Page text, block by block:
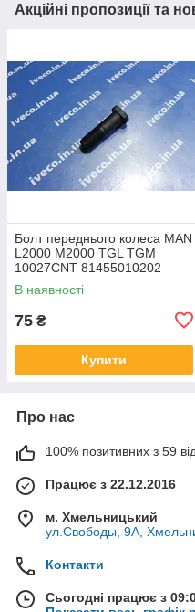
Акційні пропозиції та
Болт переднього колеса MAN
L2000 M2000 TGL TGM
10027CNT 81455010202
81455010152 81455010116
В наявності
75 ₴
Купити
Про нас
100% позитивних з 59
Працює з 22.12.2016
м. Хмельницький
ул.Свободы, 9А,
Контакти
Сьогодні працює з